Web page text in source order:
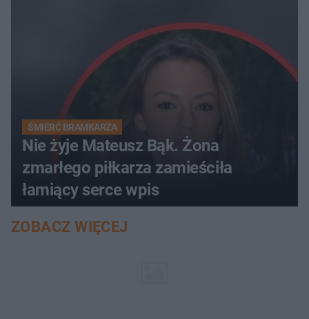
ŚMIERĆ BRAMKARZA
Nie żyje Mateusz Bąk. Żona
zmarłego piłkarza zamieściła
łamiący serce wpis
ZOBACZ WIĘCEJ